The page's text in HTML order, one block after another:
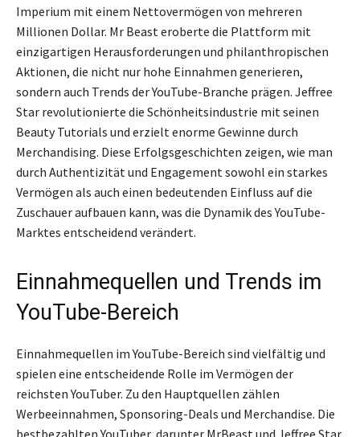
Imperium mit einem Nettovermögen von mehreren
Millionen Dollar. Mr Beast eroberte die Plattform mit
einzigartigen Herausforderungen und philanthropischen
Aktionen, die nicht nur hohe Einnahmen generieren,
sondern auch Trends der YouTube-Branche prägen. Jeffree
Star revolutionierte die Schönheitsindustrie mit seinen
Beauty Tutorials und erzielt enorme Gewinne durch
Merchandising. Diese Erfolgsgeschichten zeigen, wie man
durch Authentizität und Engagement sowohl ein starkes
Vermögen als auch einen bedeutenden Einfluss auf die
Zuschauer aufbauen kann, was die Dynamik des YouTube-
Marktes entscheidend verändert.
Einnahmequellen und Trends im
YouTube-Bereich
Einnahmequellen im YouTube-Bereich sind vielfältig und
spielen eine entscheidende Rolle im Vermögen der
reichsten YouTuber. Zu den Hauptquellen zählen
Werbeeinnahmen, Sponsoring-Deals und Merchandise. Die
bestbezahlten YouTuber, darunter MrBeast und Jeffree Star,